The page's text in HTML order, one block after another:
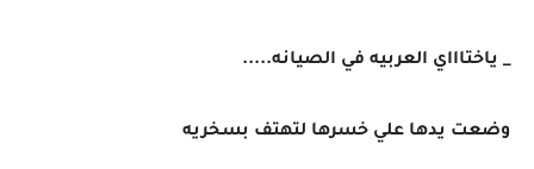
_ ياختاااي العربيه في الصيانه.....
وضعت يدها علي خسرها لتهتف بسخريه